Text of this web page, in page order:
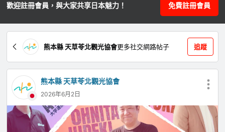
歡迎註冊會員，與大家共享日本魅力！ 免費註冊會員
熊本縣 天草苓北觀光協會更多社交網路帖子 追蹤
熊本縣 天草苓北觀光協會
2026年6月2日